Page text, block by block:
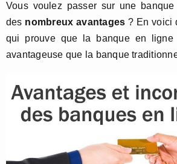
Vous voulez passer sur une
des nombreux avantages ? En voici
qui prouve que la banque en ligne
avantageuse que la banque